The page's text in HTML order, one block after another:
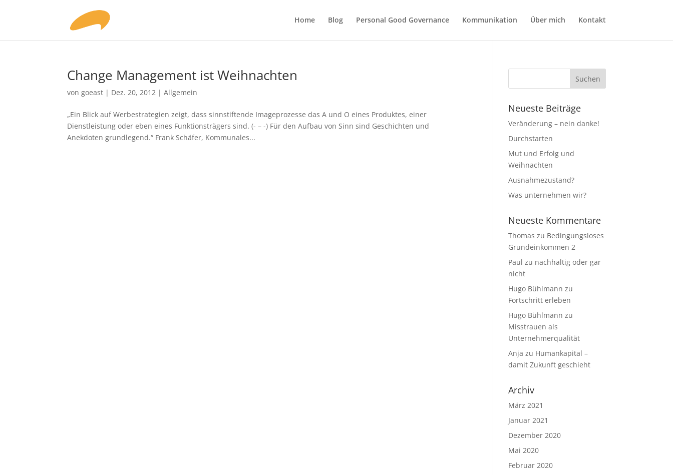
Home Blog Personal Good Governance Kommunikation Über mich Kontakt
Change Management ist Weihnachten
vongoeast | Dez. 20, 2012 |Allgemein
„Ein Blick auf Werbestrategien zeigt, dass sinnstiftende Imageprozesse das A und O eines Produktes, einer
Dienstleistung oder eben eines Funktionsträgers sind. (- – -) Für den Aufbau von Sinn sind Geschichten und
Anekdoten grundlegend.“ Frank Schäfer, Kommunales...
Neueste Beiträge
Veränderung – nein danke!
Durchstarten
Mut und Erfolg und
Weihnachten
Ausnahmezustand?
Was unternehmen wir?
Neueste Kommentare
Thomas zu Bedingungsloses
Grundeinkommen 2
Paul zu nachhaltig oder gar
nicht
Hugo Bühlmann zu
Fortschritt erleben
Hugo Bühlmann zu
Misstrauen als
Unternehmerqualität
Anja zu Humankapital –
damit Zukunft geschieht
Archiv
März 2021
Januar 2021
Dezember 2020
Mai 2020
Februar 2020